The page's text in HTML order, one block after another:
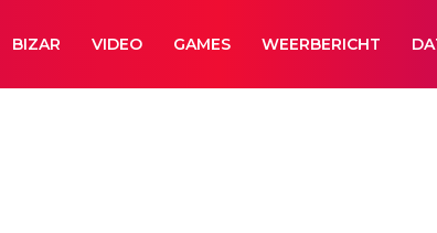
BIZAR VIDEO GAMES WEERBERICHT